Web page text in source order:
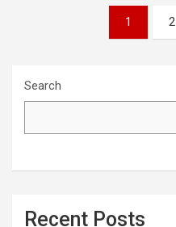
1 2
Search
Recent Posts